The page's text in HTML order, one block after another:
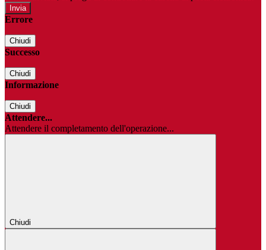
Errore
Chiudi
Successo
Chiudi
Informazione
Chiudi
Attendere...
Attendere il completamento dell'operazione...
Chiudi